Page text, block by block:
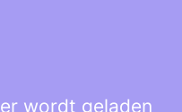
wordt geladen